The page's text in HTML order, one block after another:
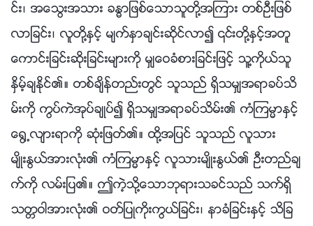
င္း၊ အေသြးအသား ခႏၶာျဖစ္ေသာသူတို႔အၾကား တစ္ဦးျဖစ္
လာျခင္း၊ လူတို႔ႏွင့္ မ်က္ႏွာခ်င္းဆိုင္လာ၍ ၎တို႔ႏွင့္အတူ
ေကာင္းျခင္းဆိုးျခင္းမ်ားကို မွ်ေဝခံစားျခင္းျဖင့္ သူ႔ကိုယ္သူ
ႏွိမ့္ခ်ႏိုင္၏။ တစ္ခ်ိန္တည္းတြင္ သူသည္ ရွိသမွ်အရာခပ္သိ
မ္းကို ကြပ္ကဲအုပ္ခ်ဳပ္၍ ရွိသမွ်အရာခပ္သိမ္း၏ ကံၾကမၼာႏွင့္
ေ႐ြ႕လ်ားရာကို ဆုံးျဖတ္၏။ ထို႔အျပင္ သူသည္ လူသား
မ်ိဳးႏြယ္အားလုံး၏ ကံၾကမၼာႏွင့္ လူသားမ်ိဳးႏြယ္၏ ဦးတည္ခ်
က္ကို လမ္းျပ၏။ ဤကဲ့သို႔ေသာဘုရားသခင္သည္ သက္ရွိ
သတၱဝါအားလုံး၏ ဝတ္ျပဳကိုးကြယ္ျခင္း၊ နာခံျခင္းႏွင့္ သိျခ